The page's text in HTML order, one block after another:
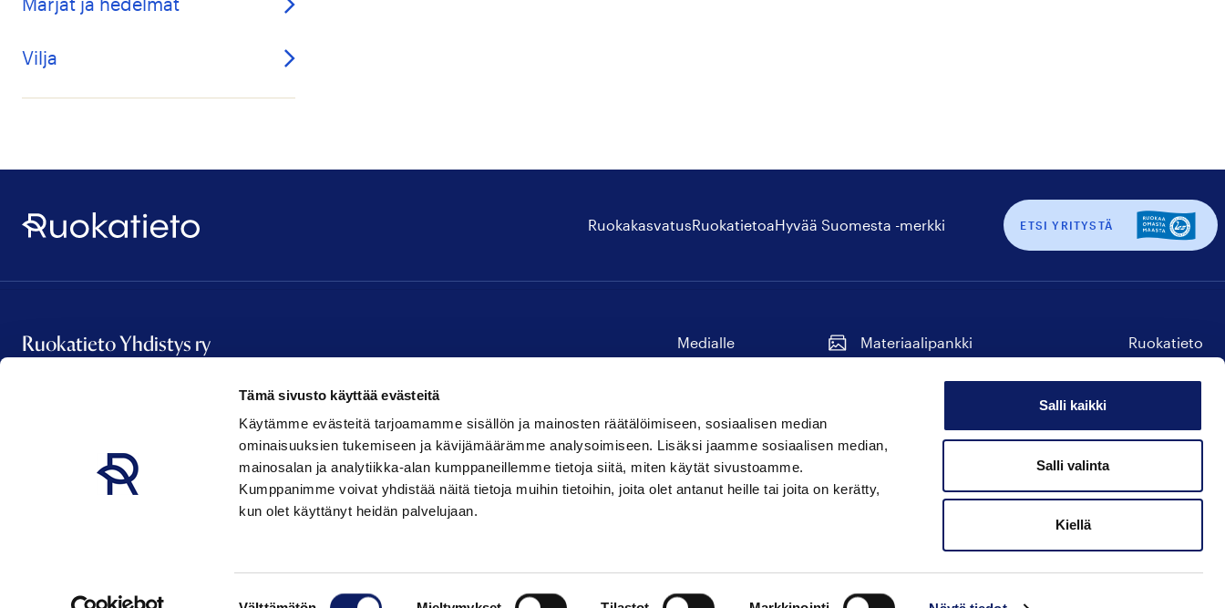
Tämä sivusto käyttää evästeitä
Käytämme evästeitä tarjoamamme sisällön ja mainosten räätälöimiseen, sosiaalisen median
ominaisuuksien tukemiseen ja kävijämäärämme analysoimiseen. Lisäksi jaamme sosiaalisen median,
mainosalan ja analytiikka-alan kumppaneillemme tietoja siitä, miten käytät sivustoamme.
Kumppanimme voivat yhdistää näitä tietoja muihin tietoihin, joita olet antanut heille tai joita on kerätty,
kun olet käyttänyt heidän palvelujaan.
Salli kaikki
Salli valinta
Kiellä
Vilja
Ruokatieto
RuokakasvatusRuokatietoaHyvää Suomesta -merkki ETSI YRITYSTÄ
Ruokatieto Yhdistys ry
etunimi.sukunimi@ruokatieto.fi
Medialle
Materiaalipankki
Ruokatieto
meitämeitämeitä
Hyvää Suomesta
Seuraa
meitä
instagram
Seuraa
meitä
facebook
Seuraa
meitä